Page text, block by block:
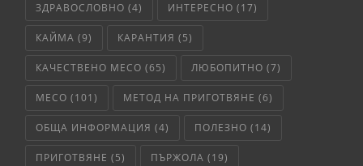
ЗДРАВОСЛОВНО (4) ИНТЕРЕСНО (17)
КАЙМА (9) КАРАНТИЯ (5)
КАЧЕСТВЕНО МЕСО (65) ЛЮБОПИТНО (7)
МЕСО (101) МЕТОД НА ПРИГОТВЯНЕ (6)
ОБЩА ИНФОРМАЦИЯ (4) ПОЛЕЗНО (14)
ПРИГОТВЯНЕ (5) ПЪРЖОЛА (19)